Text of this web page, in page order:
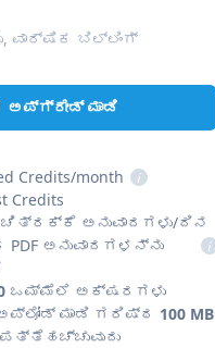
ವಾರ್ಷಿಕ ಬಿಲ್ಲಿಂಗ್
ಮಾಡಿ
Credits/month
i
Credits
ಚಿತ್ರಕ್ಕೆ ಅನುವಾದಗಳು/ದಿನ
ಅನುವಾದಗಳನ್ನು
i
ಒಮ್ಮೆಲೆ ಅಕ್ಷರಗಳು
ಮಾಡಿ ಗರಿಷ್ಠ 100 MB